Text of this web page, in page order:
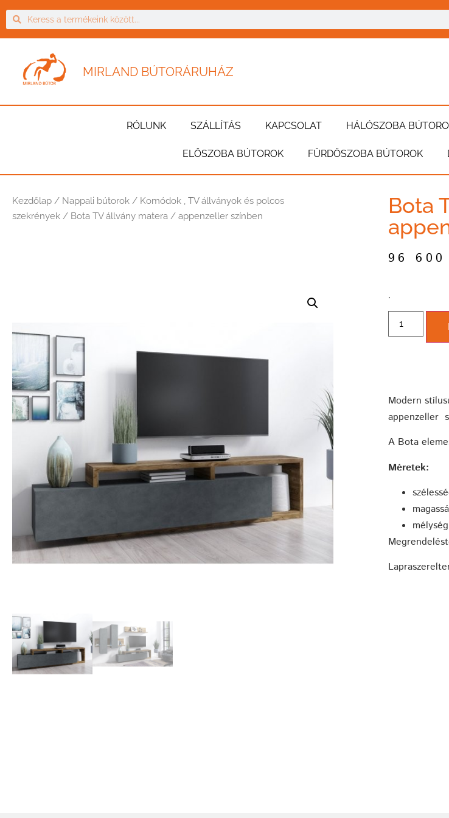
MIRLAND BÚTORÁRUHÁZ
RÓLUNK SZÁLLÍTÁS KAPCSOLAT HÁLÓSZOBA
ELŐSZOBA BÚTOROK FÜRDŐSZOBA BÚTOROK
Kezdőlap / Nappali bútorok / Komódok , TV állványok és polcos
szekrények / Bota TV állvány matera / appenzeller színben
Bota
96 600
­.
Modern
appenzeller
A Bota
Méretek: